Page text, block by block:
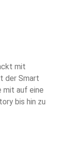
mit
der Smart
mit auf eine
bis hin zu